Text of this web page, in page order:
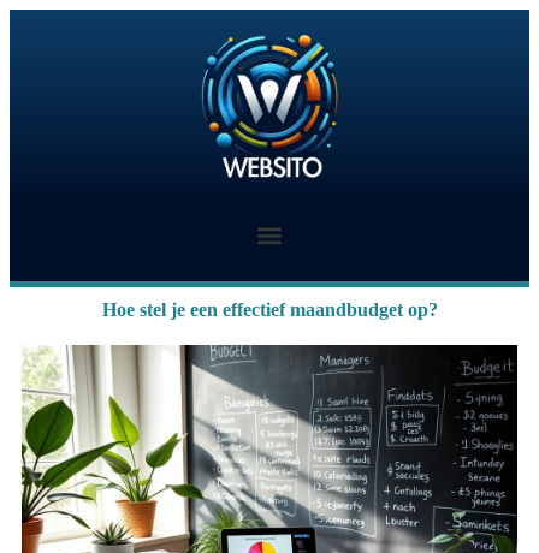
Hoe stel je een effectief maandbudget op?